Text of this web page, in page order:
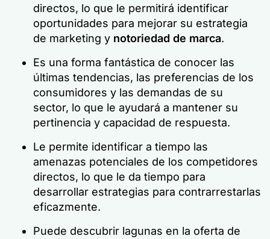
directos, lo que le permitirá identificar
oportunidades para mejorar su estrategia
de marketing y notoriedad de marca.
Es una forma fantástica de conocer las
últimas tendencias, las preferencias de los
consumidores y las demandas de su
sector, lo que le ayudará a mantener su
pertinencia y capacidad de respuesta.
Le permite identificar a tiempo las
amenazas potenciales de los competidores
directos, lo que le da tiempo para
desarrollar estrategias para contrarrestarlas
eficazmente.
Puede descubrir lagunas en la oferta de